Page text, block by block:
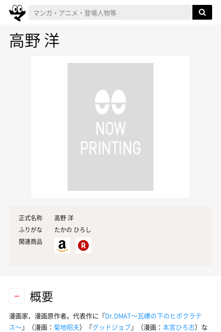
高野 洋
正式名称
高野 洋
ふりがな
たかの ひろし
関連商品
概要
漫画家、漫画原作者。代表作に『Dr.DMAT〜瓦礫の下のヒポクラテ
ス〜』（漫画： 菊地昭夫）『グッドジョブ』（漫画： 本宮ひろ志）な